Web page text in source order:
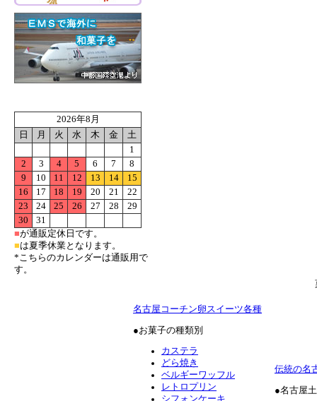
2026年8月
日
月 火 水 木 金
土
1
2
3 4 5 6 7
8
9
10 11 12 13 14
15
16
17 18 19 20 21
22
23
24 25 26 27 28
29
30
31
■が通販定休日です。
■は夏季休業となります。
*こちらのカレンダーは通販用で
す。
名古屋コーチン卵スイーツ各種
●お菓子の種類別
カステラ
どら焼き
ベルギーワッフル
レトロプリン
伝統の名
●名古屋